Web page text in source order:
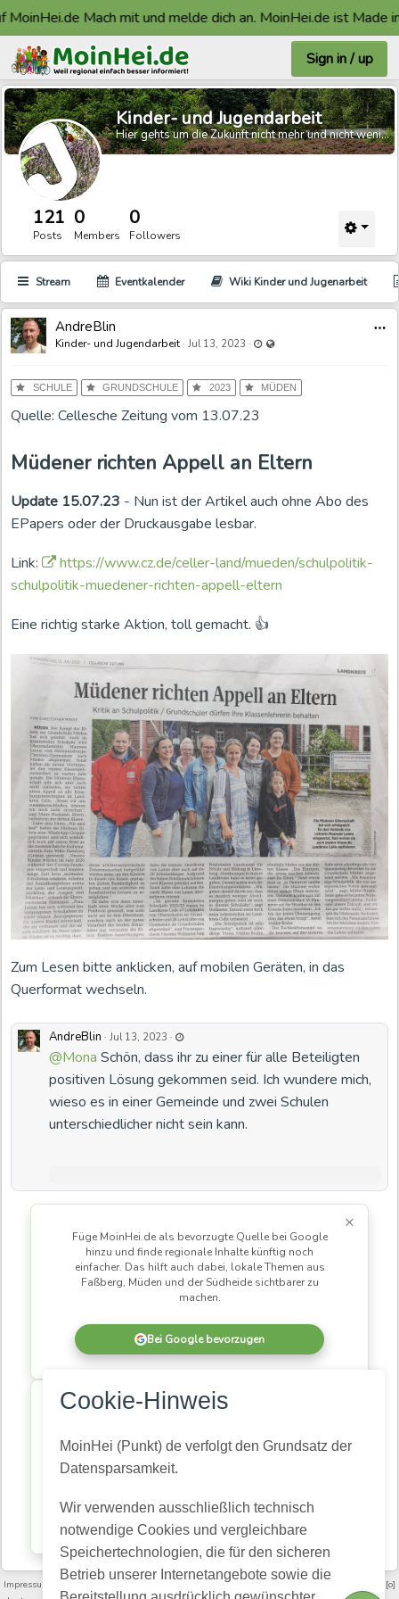
Cookie-Hinweis
MoinHei (Punkt) de verfolgt den Grundsatz der
Datensparsamkeit.
Wir verwenden ausschließlich technisch
notwendige Cookies und vergleichbare
Speichertechnologien, die für den sicheren
Betrieb unserer Internetangebote sowie die
Mach mit und melde dich an. MoinHei.de ist Made
Sign in / up
Kinder- und Jugendarbeit
Hier gehts um die Zukunft nicht mehr und nicht weniger.
121
Posts
0
Members
0
Followers
Stream Eventkalender Wiki Kinder und Jugenarbeit
AndreBlin
Kinder- und Jugendarbeit · Jul 13, 2023 · Last updated Jul 20, 2023 -
SCHULE GRUNDSCHULE 2023 MÜDEN
Quelle: Cellesche Zeitung vom 13.07.23
Müdener richten Appell an Eltern
Update 15.07.23 - Nun ist der Artikel auch ohne Abo des
EPapers oder der Druckausgabe lesbar.
Link:
https://www.cz.de/celler-land/mueden/schulpolitik-
schulpolitik-muedener-richten-appell-eltern
Eine richtig starke Aktion, toll gemacht. 👍
Zum Lesen bitte anklicken, auf mobilen Geräten, in das
Querformat wechseln.
AndreBlin · Jul 13, 2023 ·
L
s
u
d
t
3
2
0
2
3
-
7
:
3
P
M
@Mona Schön, dass ihr zu einer für alle Beteiligten
positiven Lösung gekommen seid. Ich wundere mich,
wieso es in einer Gemeinde und zwei Schulen
unterschiedlicher nicht sein kann.
×
Füge MoinHei.de als bevorzugte Quelle bei Google
hinzu und finde regionale Inhalte künftig noch
einfacher. Das hilft auch dabei, lokale Themen aus
Faßberg, Müden und der Südheide sichtbarer zu
machen.
Bei Google bevorzugen
MoinHei.de betreibe ich kostenlos, damit regionale
alle zugänglich bleiben. Damit daraus eine
lebendige Community wird, braucht es Menschen,
die mitlesen und mitmachen.
Kostenlos registrieren
Impressum Nutzungsbedingungen und Community-Regeln
[o]